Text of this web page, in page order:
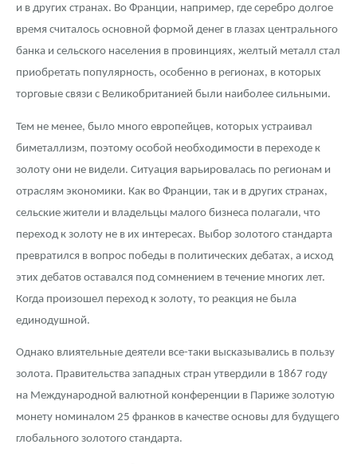
и в других странах. Во Франции, например, где серебро долгое
время считалось основной формой денег в глазах центрального
банка и сельского населения в провинциях, желтый металл стал
приобретать популярность, особенно в регионах, в которых
торговые связи с Великобританией были наиболее сильными.
Тем не менее, было много европейцев, которых устраивал
биметаллизм, поэтому особой необходимости в переходе к
золоту они не видели. Ситуация варьировалась по регионам и
отраслям экономики. Как во Франции, так и в других странах,
сельские жители и владельцы малого бизнеса полагали, что
переход к золоту не в их интересах. Выбор золотого стандарта
превратился в вопрос победы в политических дебатах, а исход
этих дебатов оставался под сомнением в течение многих лет.
Когда произошел переход к золоту, то реакция не была
единодушной.
Однако влиятельные деятели все-таки высказывались в пользу
золота. Правительства западных стран утвердили в 1867 году
на Международной валютной конференции в Париже золотую
монету номиналом 25 франков в качестве основы для будущего
глобального золотого стандарта.